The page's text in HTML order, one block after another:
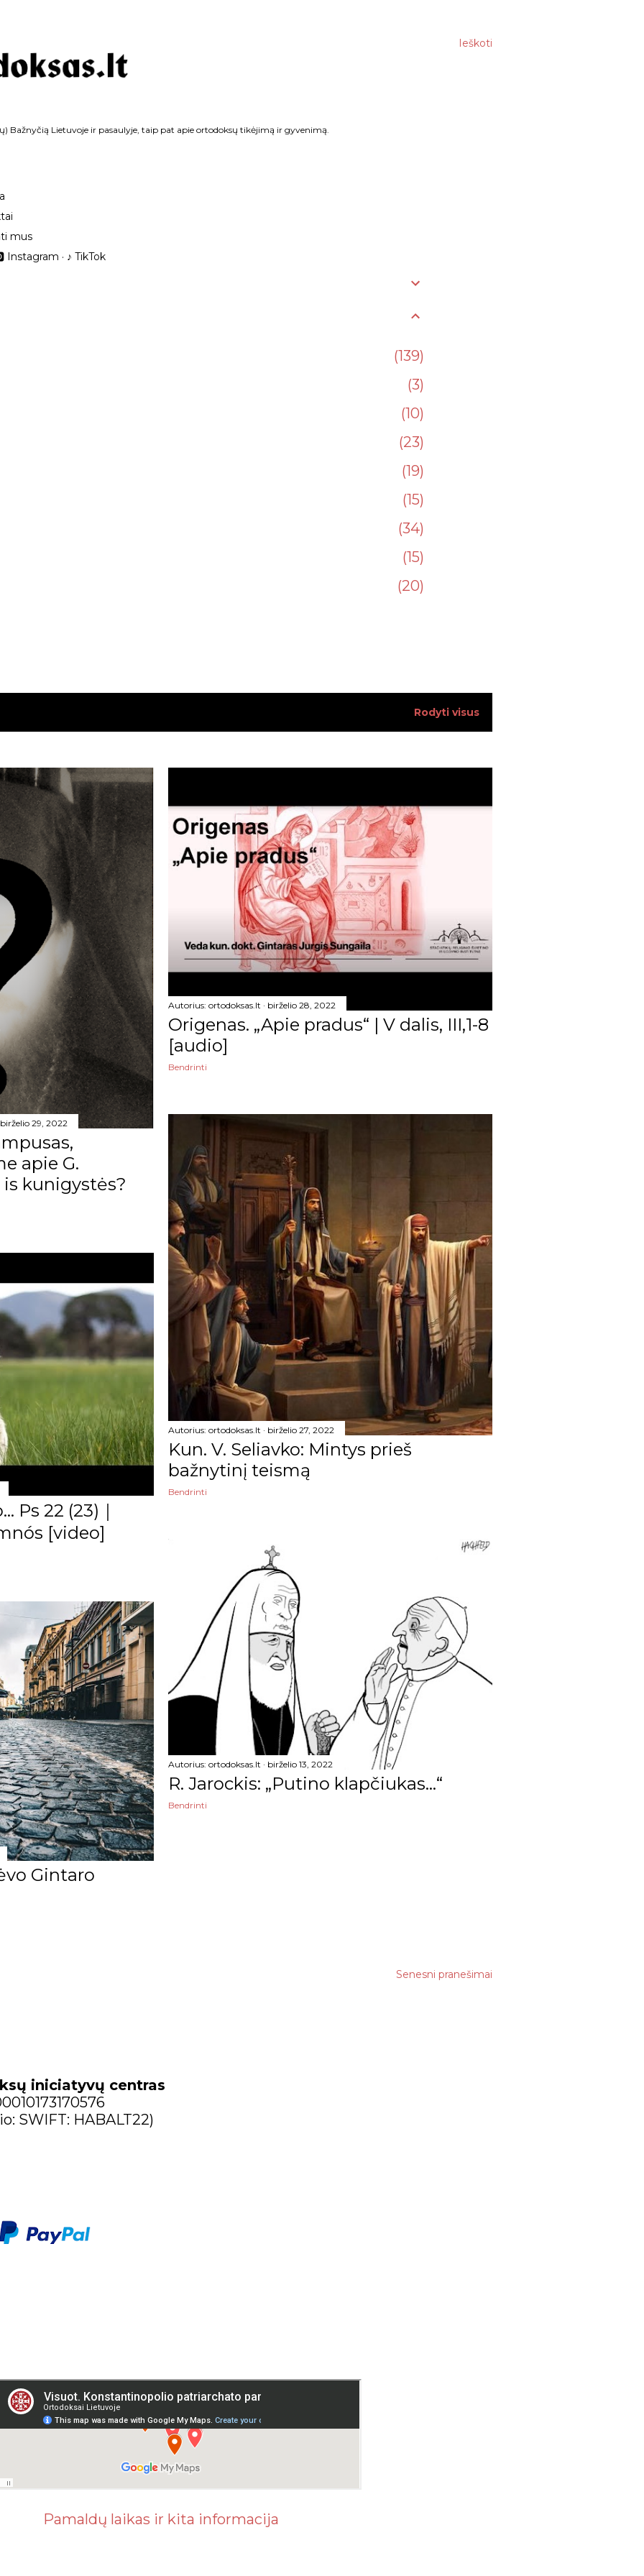
Ieškoti
Bažnyčią Lietuvoje ir pasaulyje, taip pat apie ortodoksų tikėjimą ir gyvenimą.
mus
Instagram ‎♪ TikTok
139
3
10
23
19
15
34
15
20
13
13
12
17
14
15
23
28
28
36
14
12
31
22
25
20
16
178
25
17
11
13
19
12
10
132
13
„Putino klapčiukas...“
apie tėvo Gintaro teismą
Rodyti visus
birželio 29, 2022
apie G.
kunigystės?
Autorius: ortodoksas.lt birželio 28, 2022
Origenas. „Apie pradus“ | V dalis, III,1-8
[audio]
Bendrinti
Autorius: ortodoksas.lt birželio 27, 2022
Kun. V. Seliavko: Mintys prieš
bažnytinį teismą
Bendrinti
Ps 22 (23)｜
[video]
Autorius: ortodoksas.lt birželio 13, 2022
R. Jarockis: „Putino klapčiukas...“
Bendrinti
Gintaro
Senesni pranešimai
iniciatyvų centras
SWIFT: HABALT22)
Pamaldų laikas ir kita informacija